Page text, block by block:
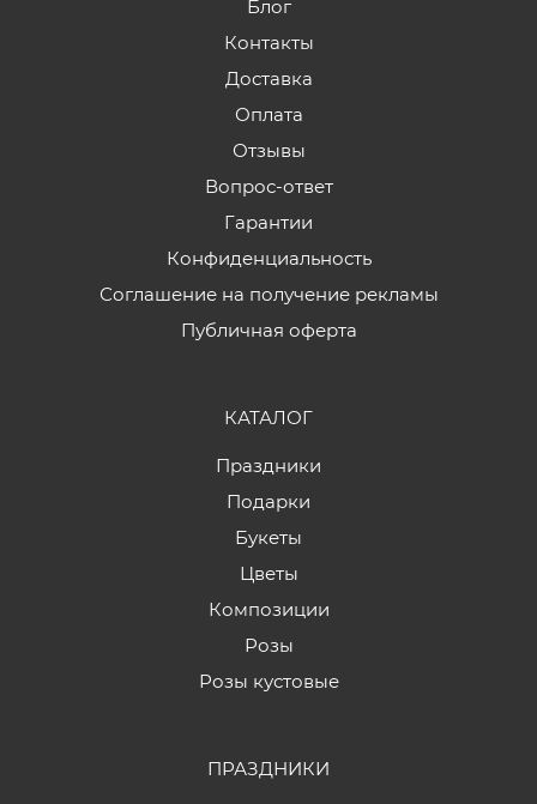
Блог
Контакты
Доставка
Оплата
Отзывы
Вопрос-ответ
Гарантии
Конфиденциальность
Соглашение на получение рекламы
Публичная оферта
КАТАЛОГ
Праздники
Подарки
Букеты
Цветы
Композиции
Розы
Розы кустовые
ПРАЗДНИКИ